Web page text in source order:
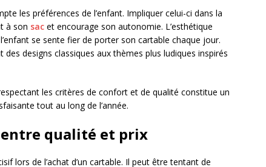
les préférences de l’enfant. Impliquer celui-ci dans la
à son sac et encourage son autonomie. L’esthétique
se sente fier de porter son cartable chaque jour.
designs classiques aux thèmes plus ludiques inspirés
les critères de confort et de qualité constitue un
tout au long de l’année.
qualité et prix
lors de l’achat d’un cartable. Il peut être tentant de